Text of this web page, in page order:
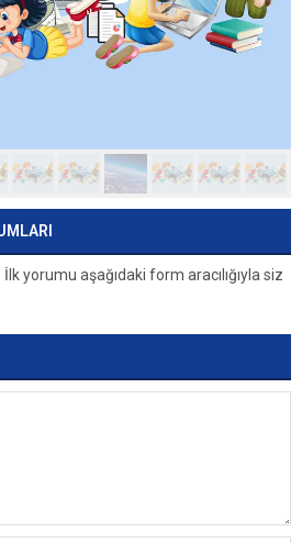
yorumu aşağıdaki form aracılığıyla siz